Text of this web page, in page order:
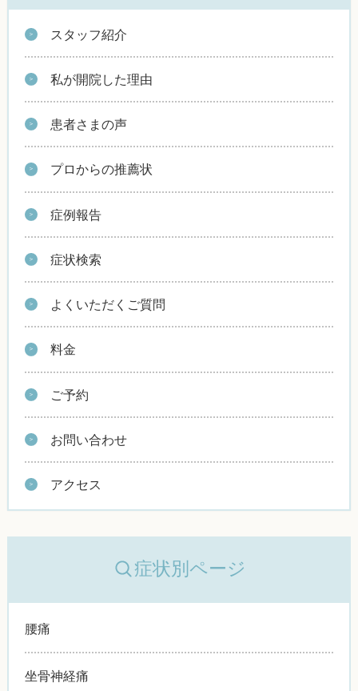
スタッフ紹介
私が開院した理由
患者さまの声
プロからの推薦状
症例報告
症状検索
よくいただくご質問
料金
ご予約
お問い合わせ
アクセス
症状別ページ
腰痛
坐骨神経痛